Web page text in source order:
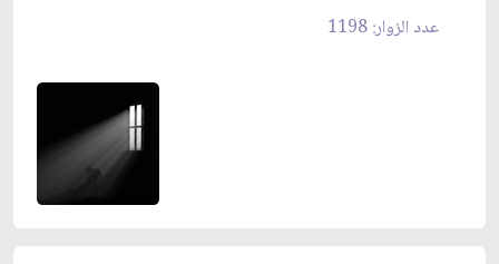
عدد الزوار: 1198